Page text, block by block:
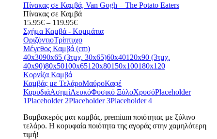
Πίνακας σε Καμβά, Van Gogh – The Potato Eaters
Πίνακας σε Καμβά
15.95€ – 119.95€Price
range:
15.95€
through
119.95€
Σχήμα Καμβά - Κομμάτια
ΟριζόντιοΤρίπτυχο
Μέγεθος Καμβά (cm)
40x3090x65 (3τμχ. 30x65)60x40120x90 (3τμχ.
40x90)80x50100x65120x80150x100180x120
Κορνίζα Καμβά
Καμβάς με ΤελάροΜαύροΚαφέ
ΚαρυδιάΑσημίΛευκόΦυσικό ΞύλοΧρυσόPlaceholder
1Placeholder 2Placeholder 3Placeholder 4
Bαμβακερός ματ καμβάς, premium ποιότητας με ξύλινο
τελάρο. Η κορυφαία ποιότητα της αγοράς στην χαμηλότερη
τιμή!